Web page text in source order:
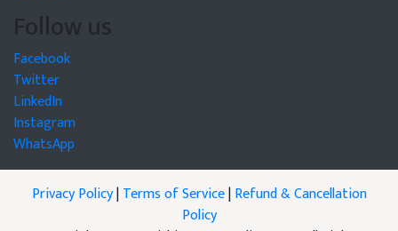
Follow us
Facebook
Twitter
LinkedIn
Instagram
WhatsApp
Privacy Policy|Terms of Service|Refund & Cancellation
Policy